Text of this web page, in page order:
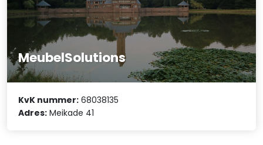
MeubelSolutions
KvK nummer: 68038135
Adres: Meikade 41